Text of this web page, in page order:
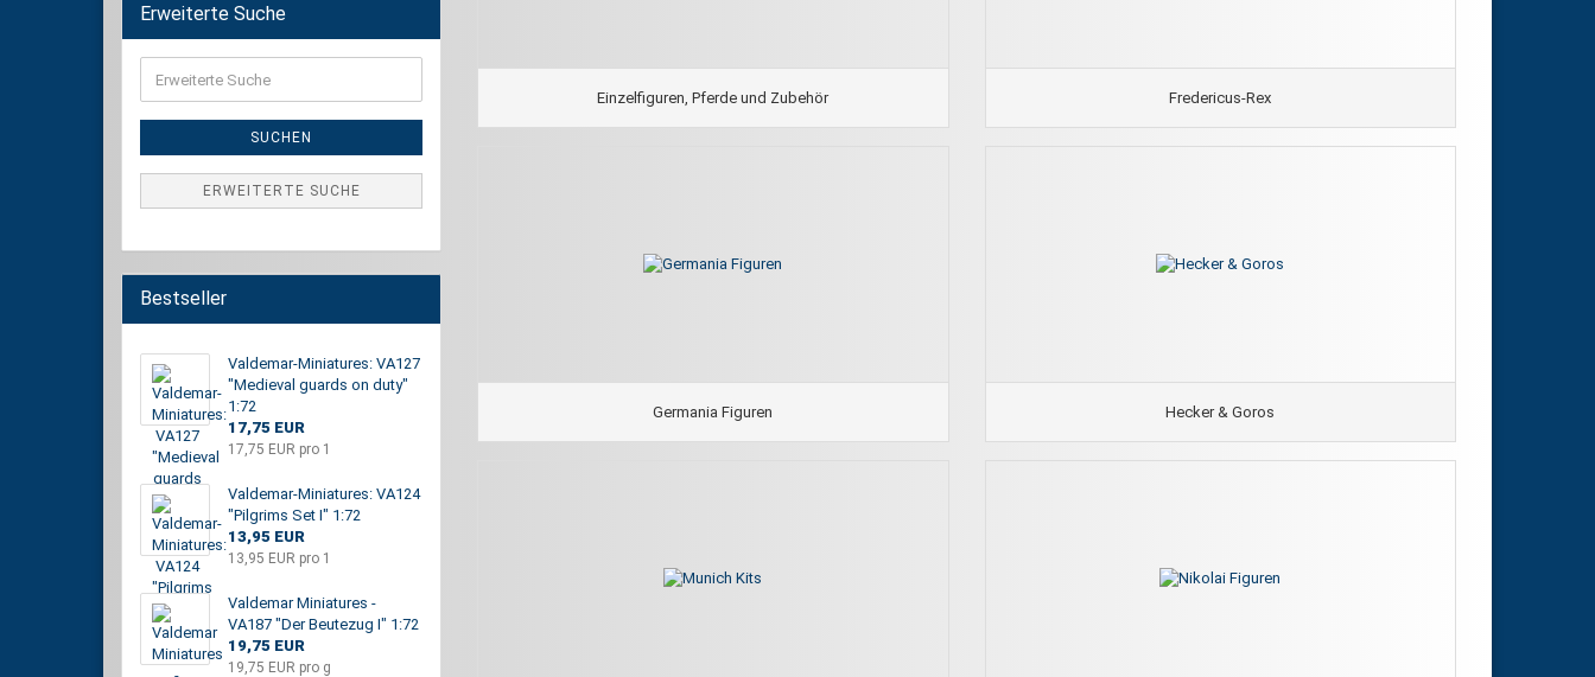
Einzelfiguren, Pferde und Zubehör Fredericus-Rex
Germania Figuren Hecker & Goros
Erweiterte Suche
Suche
SUCHEN
ERWEITERTE SUCHE
Bestseller
Valdemar-Miniatures: VA127
"Medieval guards on duty"
1:72
17,75 EUR
17,75 EUR pro 1
Valdemar-Miniatures: VA124
"Pilgrims Set I" 1:72
13,95 EUR
13,95 EUR pro 1
Valdemar Miniatures -
VA187 "Der Beutezug I" 1:72
19,75 EUR
19,75 EUR pro g